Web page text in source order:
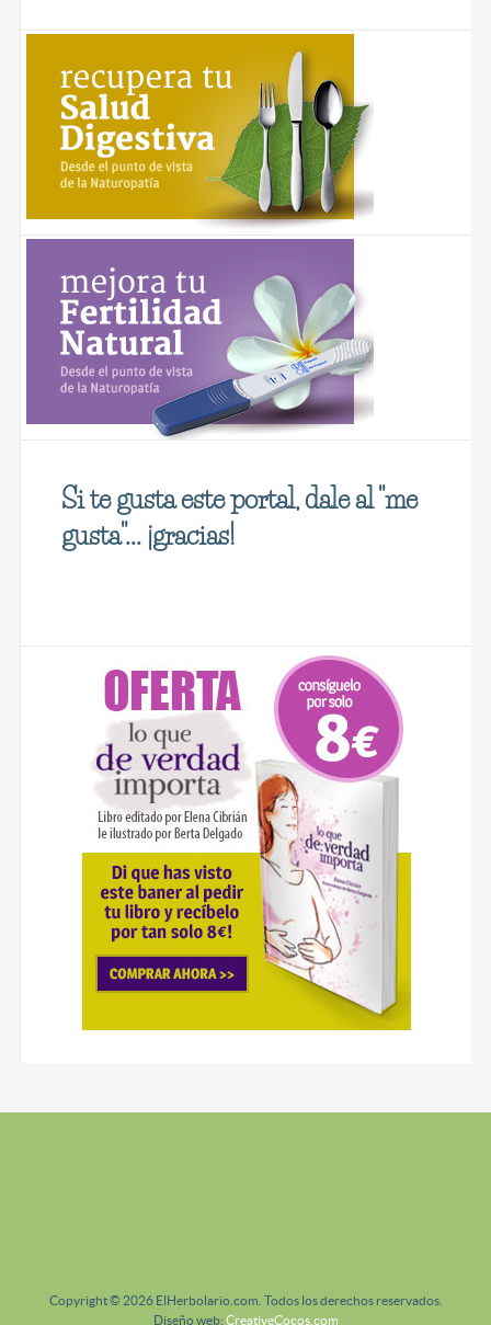
Si te gusta este portal, dale al "me
gusta"... ¡gracias!
Copyright © 2026 ElHerbolario.com. Todos los derechos reservados.
Diseño web: CreativeCocos.com